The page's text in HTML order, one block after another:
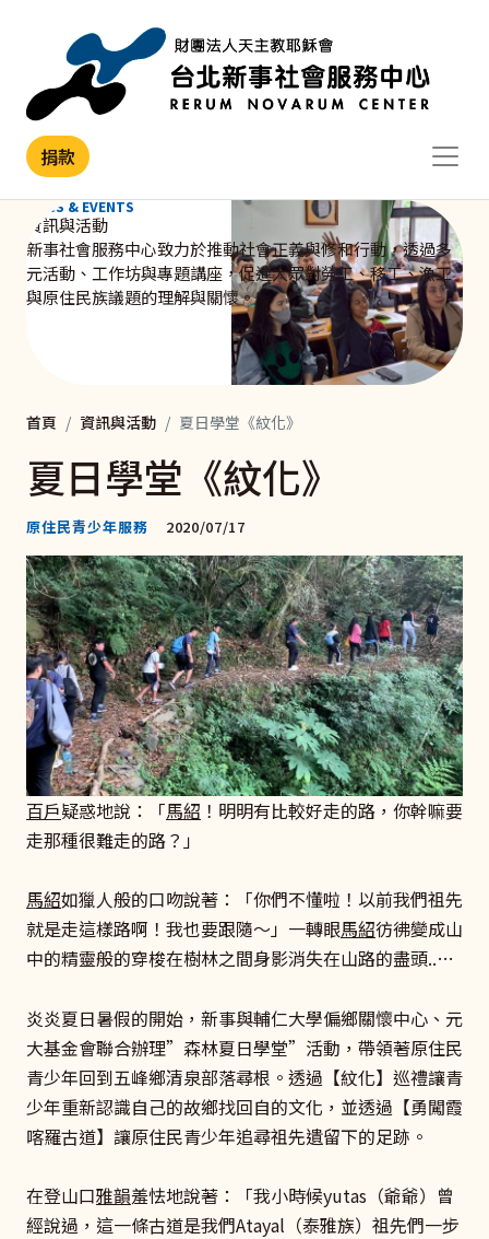
捐款
NEWS & EVENTS
資訊與活動
新事社會服務中心致力於推動社會正義與修和行動，透過多
元活動、工作坊與專題講座，促進大眾對勞工、移工、漁工
與原住民族議題的理解與關懷。
首頁 資訊與活動 夏日學堂《紋化》
夏日學堂《紋化》
原住民青少年服務 2020/07/17
百戶疑惑地說：「馬紹 ！明明有比較好走的路，你幹嘛要
走那種很難走的路？」
馬紹如獵人般的口吻說著：「你們不懂啦！以前我們祖先
就是走這樣路啊！我也要跟隨～」一轉眼馬紹彷彿變成山
中的精靈般的穿梭在樹林之間身影消失在山路的盡頭..…
炎炎夏日暑假的開始，新事與輔仁大學偏鄉關懷中心、元
大基金會聯合辦理”森林夏日學堂”活動，帶領著原住民
青少年回到五峰鄉清泉部落尋根。透過【紋化】巡禮讓青
少年重新認識自己的故鄉找回自的文化，並透過【勇闖霞
喀羅古道】讓原住民青少年追尋祖先遺留下的足跡。
在登山口雅韻羞怯地說著：「我小時候yutas（爺爺）曾
經說過，這一條古道是我們Atayal（泰雅族）祖先們一步